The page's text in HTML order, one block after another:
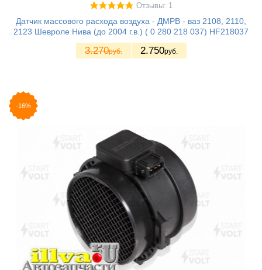
Отзывы: 1
Датчик массового расхода воздуха - ДМРВ - ваз 2108, 2110,
2123 Шевроле Нива (до 2004 г.в.) ( 0 280 218 037) HF218037
3.270руб. 2.750руб.
-16%